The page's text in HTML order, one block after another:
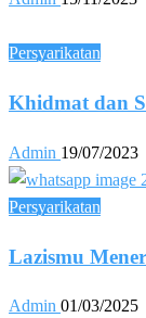
Persyarikatan
Khidmat dan
Admin 19/07/2023
Persyarikatan
Lazismu
Admin 01/03/2025